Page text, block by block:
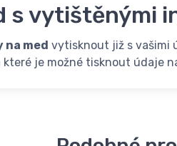
s vytištěnými
med vytisknout již s vašimi
je možné tisknout údaje